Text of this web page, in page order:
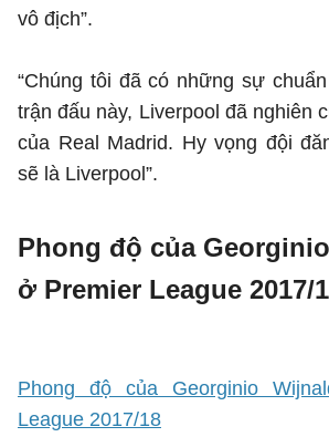
vô địch”.
“Chúng tôi đã có những sự
trận đấu này, Liverpool đã nghiên
của Real Madrid. Hy vọng đội
sẽ là Liverpool”.
Phong độ của
ở Premier League 2017/
Phong độ của Georginio
League 2017/18